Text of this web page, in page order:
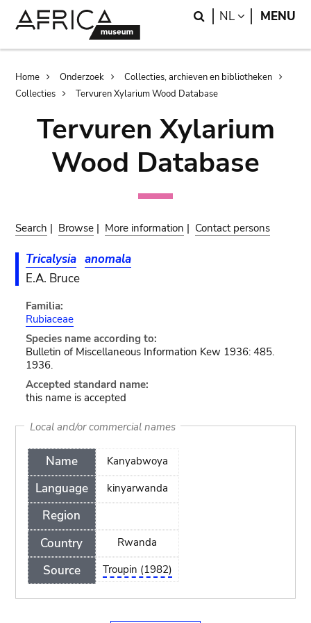
Search
NL LANGUAGE
MENU
Breadcrumb
Home Onderzoek
Collecties, archieven en bibliotheken
Collecties
Tervuren Xylarium Wood Database
Tervuren Xylarium
Wood Database
Search | Browse | More information | Contact persons
Tricalysia anomala
E.A. Bruce
Familia:
Rubiaceae
Species name according to:
Bulletin of Miscellaneous Information Kew 1936: 485.
1936.
Accepted standard name:
this name is accepted
Local and/or commercial names
Name
Language
Region
Country
Source
Kanyabwoya
kinyarwanda
Rwanda
Troupin (1982)